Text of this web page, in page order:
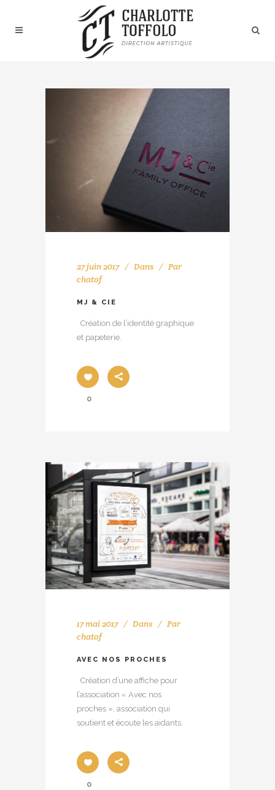
27 juin 2017 Dans
Par
chatof
MJ & CIE
Création de l’identité graphique
et papeterie.
0
17 mai 2017 Dans
Par
chatof
AVEC NOS PROCHES
Création d’une affiche pour
l’association « Avec nos
proches », association qui
soutient et écoute les aidants.
0